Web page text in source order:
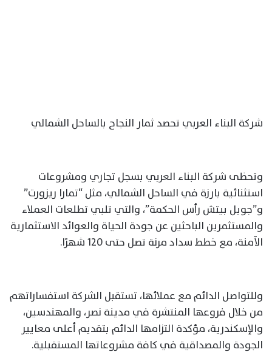
شركة البناء العربي تحصد ثمار النجاح بالساحل الشمالي
وتحظى شركة البناء العربي بسجل تجاري ومشروعات
استثنائية بارزة في الساحل الشمالي، مثل “تمارا ريزورت”
و”جويل بيتش رأس الحكمة”، والتي تلبي تطلعات العملاء
والمستثمرين الباحثين عن جودة الحياة والعوائد الاستثمارية
الآمنة، مع خطط سداد مرنة تصل حتى 120 شهرًا.
وللتواصل الدائم مع عملائها، تستقبل الشركة استفساراتهم
من خلال فروعها المنتشرة في مدينة نصر، والمهندسين،
والإسكندرية، مؤكدة التزامها الدائم بتقديم أعلى معايير
الجودة والمصداقية في كافة مشروعاتها المستقبلية.